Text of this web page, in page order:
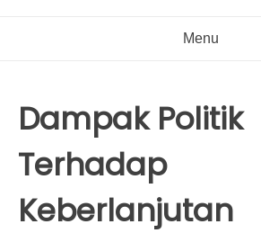
Menu
Dampak Politik
Terhadap
Keberlanjutan